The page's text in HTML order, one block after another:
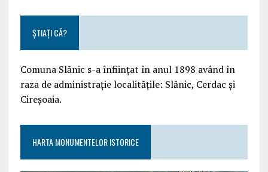
ȘTIAȚI CĂ?
Comuna Slănic s-a înființat în anul 1898 având în
raza de administrație localitățile: Slănic, Cerdac și
Cireșoaia.
HARTA MONUMENTELOR ISTORICE